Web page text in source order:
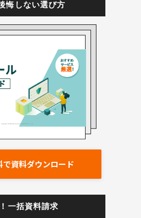
悔しない選び方
で資料ダウンロード
一括資料請求